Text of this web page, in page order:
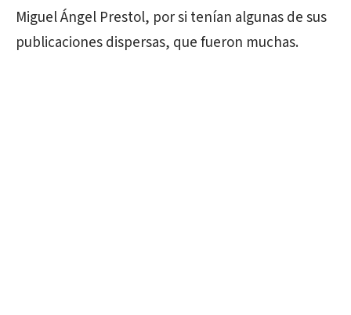
Miguel Ángel Prestol, por si tenían algunas de sus
publicaciones dispersas, que fueron muchas.